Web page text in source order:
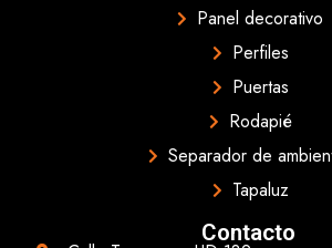
Panel decorativo
Perfiles
Puertas
Rodapié
Separador de
Tapaluz
Contacto